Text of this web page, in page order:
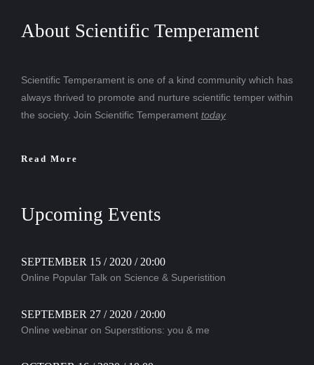
About Scientific Temperament
Scientific Temperament is one of a kind community which has
always thrived to promote and nurture scientific temper within
the society. Join Scientific Temperament today
Read More
Upcoming Events
SEPTEMBER 15 / 2020 / 20:00
Online Popular Talk on Science & Superistition
SEPTEMBER 27 / 2020 / 20:00
Online webinar on Superstitions: you & me